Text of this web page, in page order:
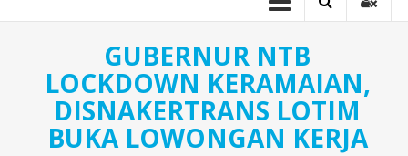
GUBERNUR NTB
LOCKDOWN KERAMAIAN,
DISNAKERTRANS LOTIM
BUKA LOWONGAN KERJA